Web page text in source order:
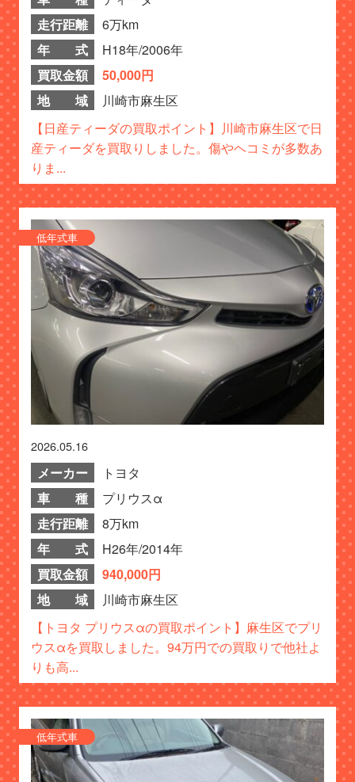
走行距離
6万km
年 式
H18年/2006年
買取金額
50,000円
地 域
川崎市麻生区
【日産ティーダの買取ポイント】川崎市麻生区で日
産ティーダを買取りしました。傷やヘコミが多数あ
りま...
低年式車
2026.05.16
メーカー
トヨタ
車 種
プリウスα
走行距離
8万km
年 式
H26年/2014年
買取金額
940,000円
地 域
川崎市麻生区
【トヨタ プリウスαの買取ポイント】麻生区でプリ
ウスαを買取しました。94万円での買取りで他社よ
りも高...
低年式車